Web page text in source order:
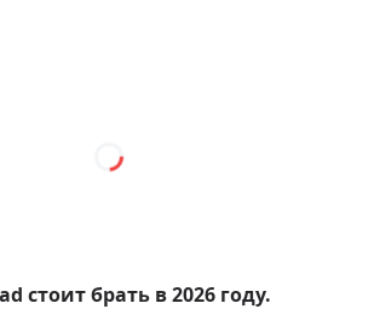
стоит брать в 2026 году.